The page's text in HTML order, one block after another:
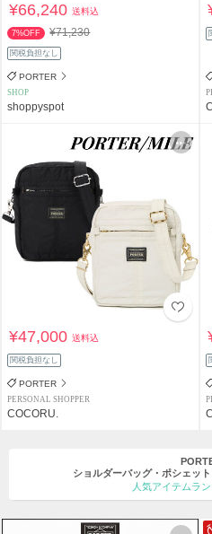
¥66,240送料込
7%OFF ¥71,230
関税負担なし
PORTER
SHOP
shoppyspot
¥47,000送料込
関税負担なし
PORTER
PERSONAL SHOPPER
COCORU.
ショルダーバッグ・ポシェット
人気アイテムラ